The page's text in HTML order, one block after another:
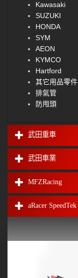
Kawasaki
SUZUKI
HONDA
SYM
AEON
KYMCO
Hartford
其它用品零件
排氣管
防甩頭
武田重車
武田車業
MFZRacing
aRacer SpeedTek